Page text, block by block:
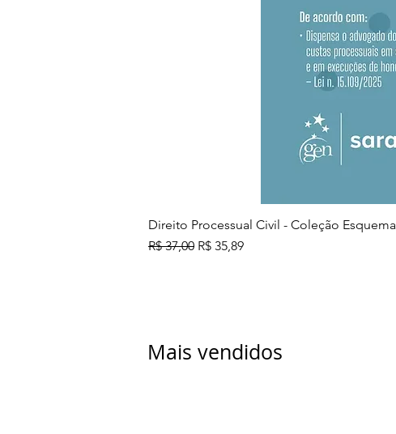
Direito Processual Civil - Coleção
Preço normal
R$ 37,00 Preço promocional
R$ 35,89
Mais vendidos